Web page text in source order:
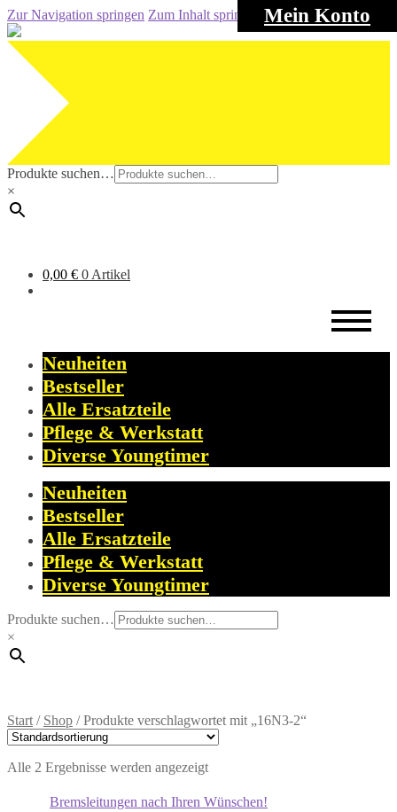
Mein Konto
Zur Navigation springen Zum Inhalt springen
Produkte suchen…
×
0,00 € 0 Artikel
Neuheiten
Bestseller
Alle Ersatzteile
Pflege & Werkstatt
Diverse Youngtimer
Neuheiten
Bestseller
Alle Ersatzteile
Pflege & Werkstatt
Diverse Youngtimer
Produkte suchen…
×
Start / Shop /Produkte verschlagwortet mit „16N3-2“
Alle 2 Ergebnisse werden angezeigt
Bremsleitungen nach Ihren Wünschen!